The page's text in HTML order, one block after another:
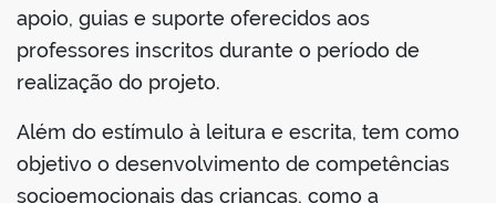
apoio, guias e suporte oferecidos aos
professores inscritos durante o período de
realização do projeto.
Além do estímulo à leitura e escrita, tem como
objetivo o desenvolvimento de competências
socioemocionais das crianças, como a